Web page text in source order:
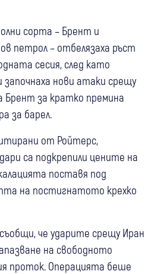
сорта – Брент и
петрол – отбелязаха ръст
сесия, след като
нови атаки срещу
Брент за кратко премина
за барел.
от Ройтерс,
са подкрепили цените на
поставя под
на постигнатото крехко
че ударите срещу Иран
на свободното
проток. Операцията беше